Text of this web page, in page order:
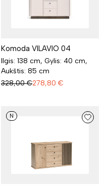
Komoda VILAVIO 04
Ilgis: 138 cm, Gylis: 40 cm,
Aukštis: 85 cm
328,00 €278,80 €
N